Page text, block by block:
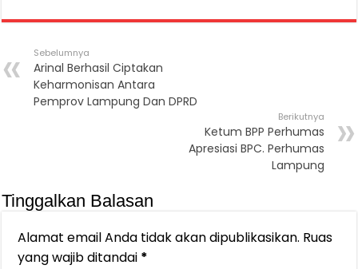
Sebelumnya
Arinal Berhasil Ciptakan
Keharmonisan Antara
Pemprov Lampung Dan DPRD
Berikutnya
Ketum BPP Perhumas
Apresiasi BPC. Perhumas
Lampung
Tinggalkan Balasan
Alamat email Anda tidak akan dipublikasikan. Ruas
yang wajib ditandai *